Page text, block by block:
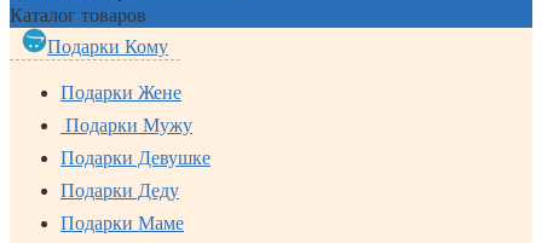
Каталог товаров
Подарки Кому
Подарки Жене
Подарки Мужу
Подарки Девушке
Подарки Деду
Подарки Маме